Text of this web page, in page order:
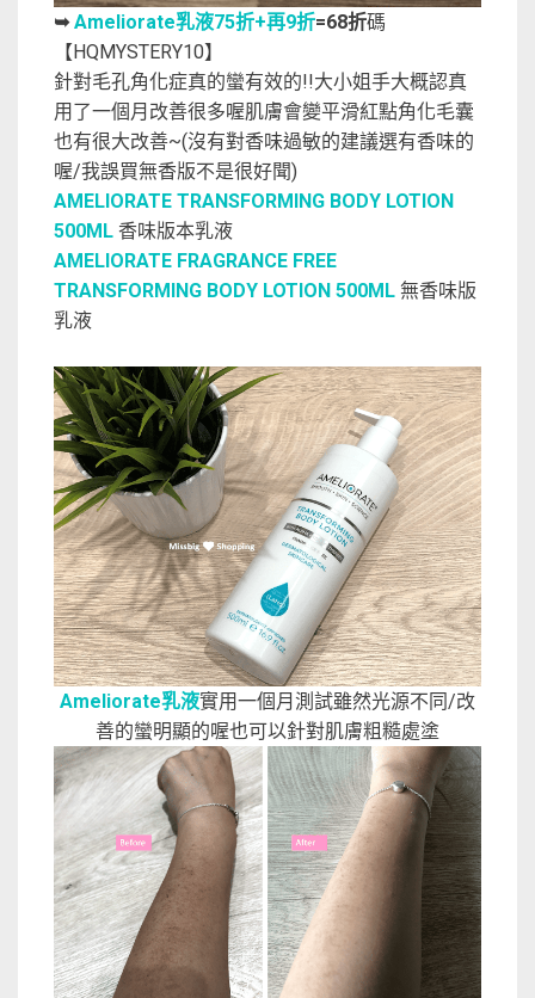
➥Ameliorate乳液75折+再9折=68折碼
【HQMYSTERY10】
針對毛孔角化症真的蠻有效的!!大小姐手大概認真
用了一個月改善很多喔肌膚會變平滑紅點角化毛囊
也有很大改善~(沒有對香味過敏的建議選有香味的
喔/我誤買無香版不是很好聞)
AMELIORATE TRANSFORMING BODY LOTION
500ML 香味版本乳液
AMELIORATE FRAGRANCE FREE
TRANSFORMING BODY LOTION 500ML 無香味版
乳液
Ameliorate乳液實用一個月測試雖然光源不同/改
善的蠻明顯的喔也可以針對肌膚粗糙處塗